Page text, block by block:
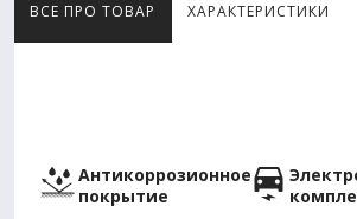
ВСЕ ПРО ТОВАР ХАРАКТЕРИСТИКИ
Товар просматривают сейчас
Антикоррозионное
покрытие